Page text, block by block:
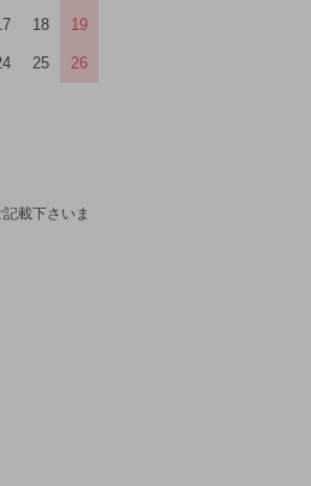
18 19
25 26
載下さいま